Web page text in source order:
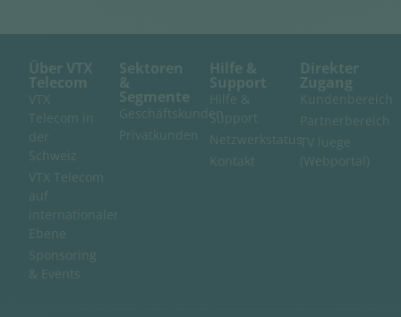
Über VTX
Telecom
VTX
Telecom in
der
Schweiz
VTX Telecom
internationaler
Ebene
Sponsoring
& Events
Sektoren
&
Segmente
Geschäftskunden
Privatkunden
Hilfe &
Support
Hilfe &
Support
Netzwerkstatus
Kontakt
Direkter
Zugang
Kundenbereich
Partnerbereich
TV luege
(Webportal)